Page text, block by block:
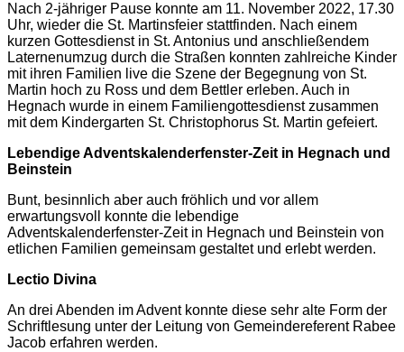
Nach 2-jähriger Pause konnte am 11. November 2022, 17.30
Uhr, wieder die St. Martinsfeier stattfinden. Nach einem
kurzen Gottesdienst in St. Antonius und anschließendem
Laternenumzug durch die Straßen konnten zahlreiche Kinder
mit ihren Familien live die Szene der Begegnung von St.
Martin hoch zu Ross und dem Bettler erleben. Auch in
Hegnach wurde in einem Familiengottesdienst zusammen
mit dem Kindergarten St. Christophorus St. Martin gefeiert.
Lebendige Adventskalenderfenster-Zeit in Hegnach und
Beinstein
Bunt, besinnlich aber auch fröhlich und vor allem
erwartungsvoll konnte die lebendige
Adventskalenderfenster-Zeit in Hegnach und Beinstein von
etlichen Familien gemeinsam gestaltet und erlebt werden.
Lectio Divina
An drei Abenden im Advent konnte diese sehr alte Form der
Schriftlesung unter der Leitung von Gemeindereferent Rabee
Jacob erfahren werden.